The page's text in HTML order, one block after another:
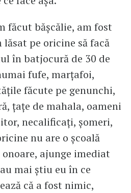
făcut bășcălie, am fost
pe oricine să facă
în batjocură de 30 de
fufe, marțafoi,
făcute pe genunchi,
țațe de mahala, oameni
necalificați, șomeri,
nu are o școală
onoare, ajunge imediat
mai știu eu în ce
că a fost nimic,